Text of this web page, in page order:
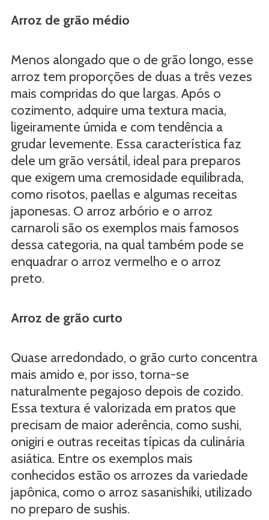
Arroz de grão médio
Menos alongado que o de grão longo, esse
arroz tem proporções de duas a três vezes
mais compridas do que largas. Após o
cozimento, adquire uma textura macia,
ligeiramente úmida e com tendência a
grudar levemente. Essa característica faz
dele um grão versátil, ideal para preparos
que exigem uma cremosidade equilibrada,
como risotos, paellas e algumas receitas
japonesas. O arroz arbório e o arroz
carnaroli são os exemplos mais famosos
dessa categoria, na qual também pode se
enquadrar o arroz vermelho e o arroz
preto.
Arroz de grão curto
Quase arredondado, o grão curto concentra
mais amido e, por isso, torna-se
naturalmente pegajoso depois de cozido.
Essa textura é valorizada em pratos que
precisam de maior aderência, como sushi,
onigiri e outras receitas típicas da culinária
asiática. Entre os exemplos mais
conhecidos estão os arrozes da variedade
japônica, como o arroz sasanishiki, utilizado
no preparo de sushis.